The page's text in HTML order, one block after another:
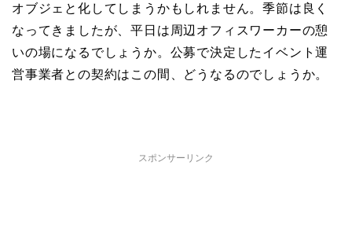
オブジェと化してしまうかもしれません。季節は良く
なってきましたが、平日は周辺オフィスワーカーの憩
いの場になるでしょうか。公募で決定したイベント運
営事業者との契約はこの間、どうなるのでしょうか。
スポンサーリンク